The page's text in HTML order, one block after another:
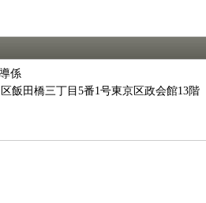
係
飯田橋三丁目5番1号東京区政会館13階